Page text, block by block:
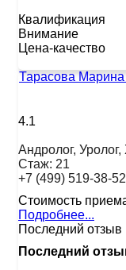
Квалификация
Внимание
Цена-качество
Тарасова
4.1
Андролог,
Стаж: 21
+7 (499) 519-38-52
Стоимость
Подробнее...
Последний отзыв
Последний